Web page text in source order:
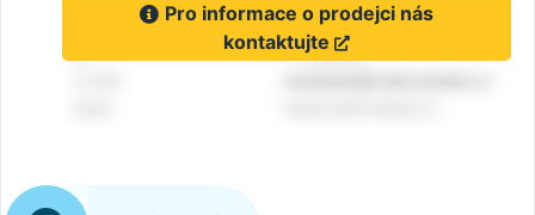
Pro informace o prodejci nás
kontaktujte